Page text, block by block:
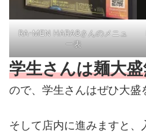
RA-MEN HARA8さんのメニュ
ー表
学生さんは麺大
ので、学生さんはぜひ大盛
そして店内に進みますと、